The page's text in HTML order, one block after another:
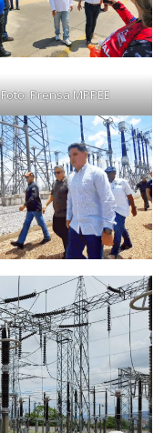
Foto: Prensa MPPEE